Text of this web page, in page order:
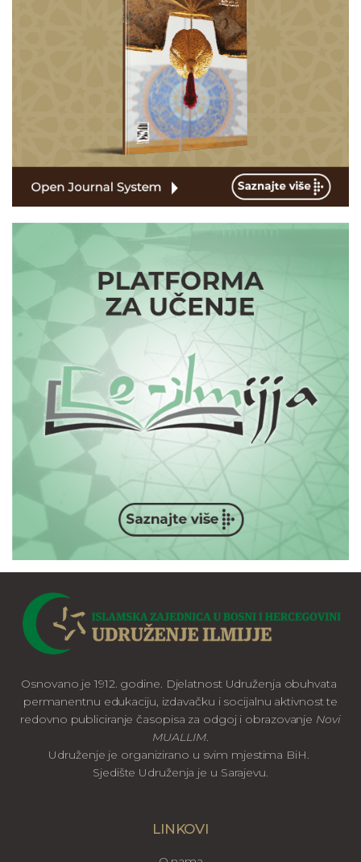
Osnovano je 1912. godine. Djelatnost Udruženja obuhvata
permanentnu edukaciju, izdavačku i socijalnu aktivnost te
redovno publiciranje časopisa za odgoj i obrazovanje Novi
MUALLIM.
Udruženje je organizirano u svim mjestima BiH.
Sjedište Udruženja je u Sarajevu.
LINKOVI